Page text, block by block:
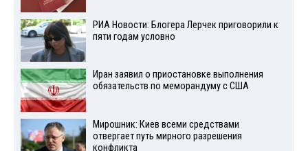
РИА Новости: Блогера Лерчек приговорили к
пяти годам условно
Иран заявил о приостановке выполнения
обязательств по меморандуму с США
Мирошник: Киев всеми средствами
отвергает путь мирного разрешения
конфликта